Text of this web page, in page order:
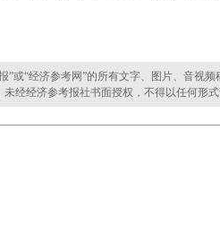
“经济参考网”的所有文字、图片、音视频
经经济参考报社书面授权，不得以任何形